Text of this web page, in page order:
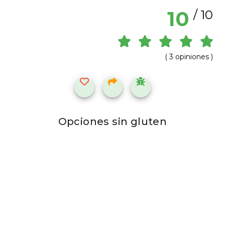
10 / 10
( 3 opiniones )
Opciones sin gluten